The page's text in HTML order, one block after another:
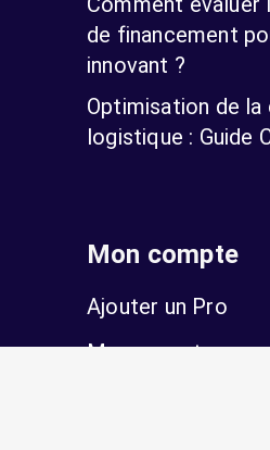
de financement
innovant ?
Optimisation de la
logistique : Guide
Mon compte
Ajouter un Pro
Mon compte